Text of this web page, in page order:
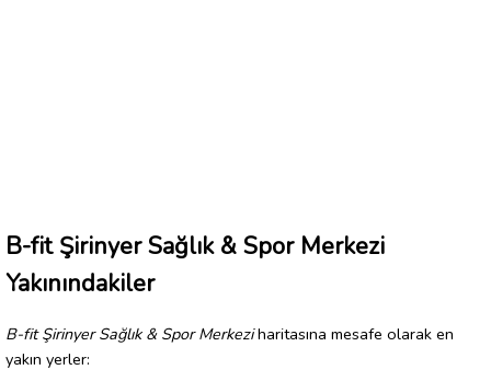
B-fit Şirinyer Sağlık & Spor Merkezi
Yakınındakiler
B-fit Şirinyer Sağlık & Spor Merkeziharitasına mesafe olarak en
yakın yerler: